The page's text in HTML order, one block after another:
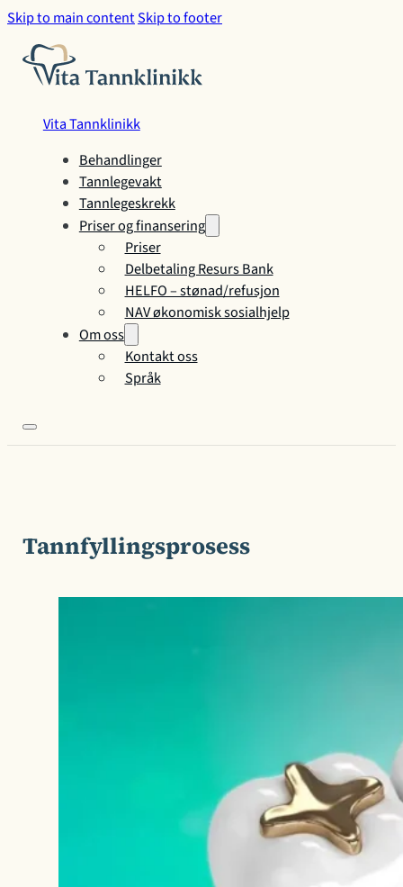
Skip to main contentSkip to footer
Vita Tannklinikk
Behandlinger
Tannlegevakt
Tannlegeskrekk
Priser og finansering
Priser
Delbetaling Resurs Bank
HELFO – stønad/refusjon
NAV økonomisk sosialhjelp
Om oss
Kontakt oss
Språk
Tannfyllingsprosess